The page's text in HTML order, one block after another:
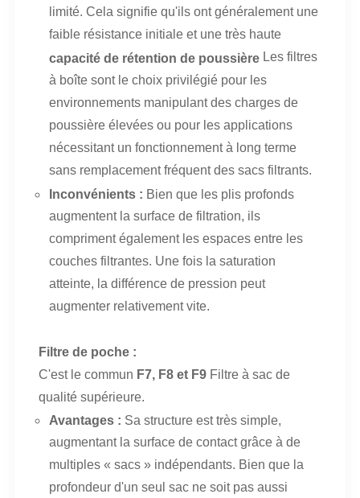
limité. Cela signifie qu'ils ont généralement une
faible résistance initiale et une très haute
capacité de rétention de poussière Les filtres
à boîte sont le choix privilégié pour les
environnements manipulant des charges de
poussière élevées ou pour les applications
nécessitant un fonctionnement à long terme
sans remplacement fréquent des sacs filtrants.
Inconvénients : Bien que les plis profonds
augmentent la surface de filtration, ils
compriment également les espaces entre les
couches filtrantes. Une fois la saturation
atteinte, la différence de pression peut
augmenter relativement vite.
Filtre de poche :
C'est le commun F7, F8 et F9 Filtre à sac de
qualité supérieure.
Avantages : Sa structure est très simple,
augmentant la surface de contact grâce à de
multiples « sacs » indépendants. Bien que la
profondeur d'un seul sac ne soit pas aussi